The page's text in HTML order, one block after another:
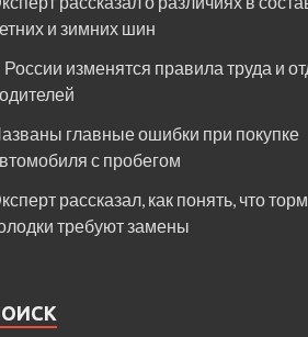
и зимних шин
России изменятся правила труда и
главные ошибки при покупке
с пробегом
рассказал, как понять, что
требуют замены